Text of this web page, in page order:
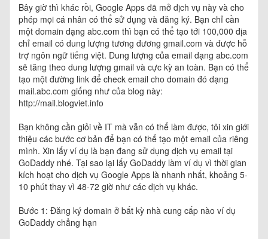
Bây giờ thì khác rồi, Google Apps đã mở dịch vụ này và cho
phép mọi cá nhân có thể sử dụng và đăng ký. Bạn chỉ cần
một domain dạng abc.com thì bạn có thể tạo tới 100,000 địa
chỉ email có dung lượng tương đương gmail.com và được hỗ
trợ ngôn ngữ tiếng việt. Dung lượng của email dạng abc.com
sẽ tăng theo dung lượng gmail và cực kỳ an toàn. Bạn có thể
tạo một đường link để check email cho domain đó dạng
mail.abc.com giống như của blog này:
http://mail.blogviet.info
Bạn không cần giỏi về IT mà vẫn có thể làm được, tôi xin giới
thiệu các bước cơ bản để bạn có thể tạo một email của riêng
mình. Xin lấy ví dụ là bạn đang sử dụng dịch vụ email tại
GoDaddy nhé. Tại sao lại lấy GoDaddy làm ví dụ vì thời gian
kích hoạt cho dịch vụ Google Apps là nhanh nhất, khoảng 5-
10 phút thay vì 48-72 giờ như các dịch vụ khác.
Bước 1: Đăng ký domain ở bất kỳ nhà cung cấp nào ví dụ
GoDaddy chẳng hạn